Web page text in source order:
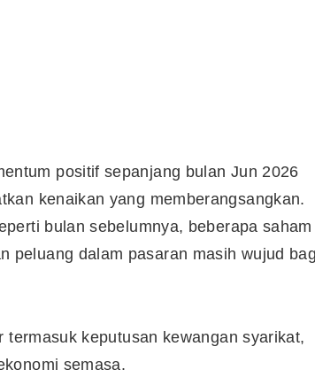
positif sepanjang bulan Jun 2026
kenaikan yang memberangsangkan.
bulan sebelumnya, beberapa saham
peluang dalam pasaran masih wujud
keputusan kewangan syarikat,
semasa.